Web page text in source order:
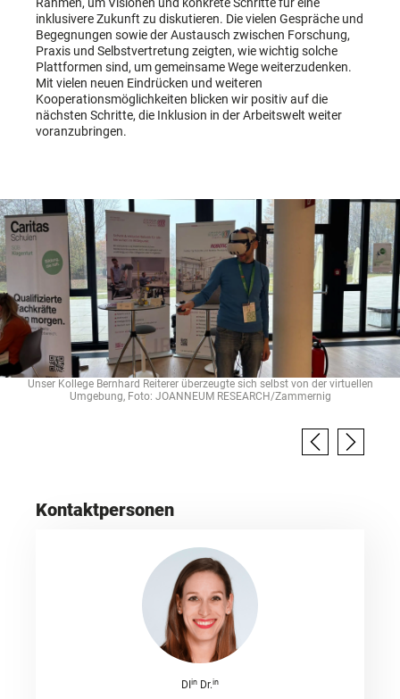
Rahmen, um Visionen und konkrete Schritte für eine
inklusivere Zukunft zu diskutieren. Die vielen Gespräche und
Begegnungen sowie der Austausch zwischen Forschung,
Praxis und Selbstvertretung zeigten, wie wichtig solche
Plattformen sind, um gemeinsame Wege weiterzudenken.
Mit vielen neuen Eindrücken und weiteren
Kooperationsmöglichkeiten blicken wir positiv auf die
nächsten Schritte, die Inklusion in der Arbeitswelt weiter
voranzubringen.
Unser Kollege Bernhard Reiterer überzeugte sich selbst von der virtuellen
Umgebung, Foto: JOANNEUM RESEARCH/Zammernig
Kontaktpersonen
DI in Dr.in